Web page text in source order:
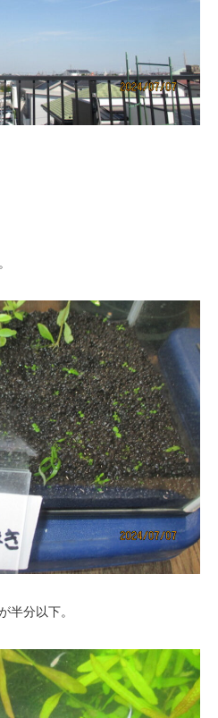
半分以下。